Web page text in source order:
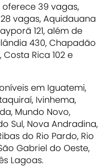
39 vagas,
vagas, Aquidauana
121, além de
430, Chapadão
Rica 102 e
em Iguatemi,
Ivinhema,
Mundo Novo,
Sul, Nova Andradina,
do Rio Pardo, Rio
Gabriel do Oeste,
Lagoas.